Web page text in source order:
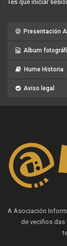
Tes que iniciar
Presentación
Album
Hume Historia
Aviso legal
A Asociación
de veciños das